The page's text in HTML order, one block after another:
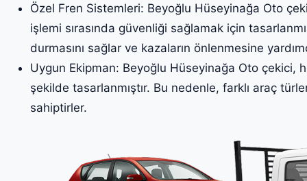
Özel Fren Sistemleri: Beyoğlu Hüseyinağa Oto
işlemi sırasında güvenliği sağlamak için
durmasını sağlar ve kazaların önlenmesine
Uygun Ekipman: Beyoğlu Hüseyinağa Oto çekici,
şekilde tasarlanmıştır. Bu nedenle, farklı araç
sahiptirler.